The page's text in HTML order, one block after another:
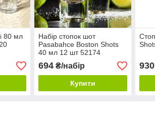
80 мл
Набір стопок шот
Pasabahce Boston Shots
40 мл 12 шт 52174
694₴/набір
Купити
930